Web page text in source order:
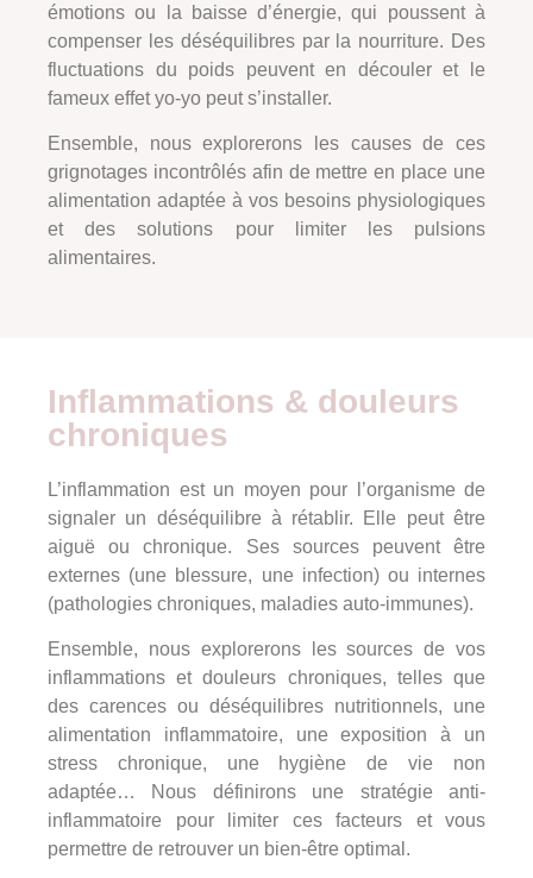
émotions ou la baisse d’énergie, qui poussent à
compenser les déséquilibres par la nourriture. Des
fluctuations du poids peuvent en découler et le
fameux effet yo-yo peut s’installer.
Ensemble, nous explorerons les causes de ces
grignotages incontrôlés afin de mettre en place une
alimentation adaptée à vos besoins physiologiques
et des solutions pour limiter les pulsions
alimentaires.
Inflammations & douleurs
chroniques
L’inflammation est un moyen pour l’organisme de
signaler un déséquilibre à rétablir. Elle peut être
aiguë ou chronique. Ses sources peuvent être
externes (une blessure, une infection) ou internes
(pathologies chroniques, maladies auto-immunes).
Ensemble, nous explorerons les sources de vos
inflammations et douleurs chroniques, telles que
des carences ou déséquilibres nutritionnels, une
alimentation inflammatoire, une exposition à un
stress chronique, une hygiène de vie non
adaptée… Nous définirons une stratégie anti-
inflammatoire pour limiter ces facteurs et vous
permettre de retrouver un bien-être optimal.